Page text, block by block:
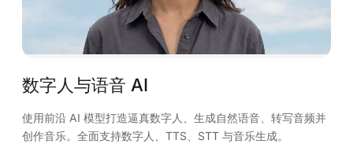
数字人与语音 AI
使用前沿 AI 模型打造逼真数字人、生成自然语音、转写音频并
创作音乐。全面支持数字人、TTS、STT 与音乐生成。